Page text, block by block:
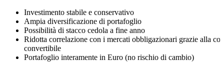
Investimento stabile e conservativo
Ampia diversificazione di portafoglio
Possibilità di stacco cedola a fine anno
Ridotta correlazione con i mercati obbligazionari grazie alla
convertibile
Portafoglio interamente in Euro (no rischio di cambio)